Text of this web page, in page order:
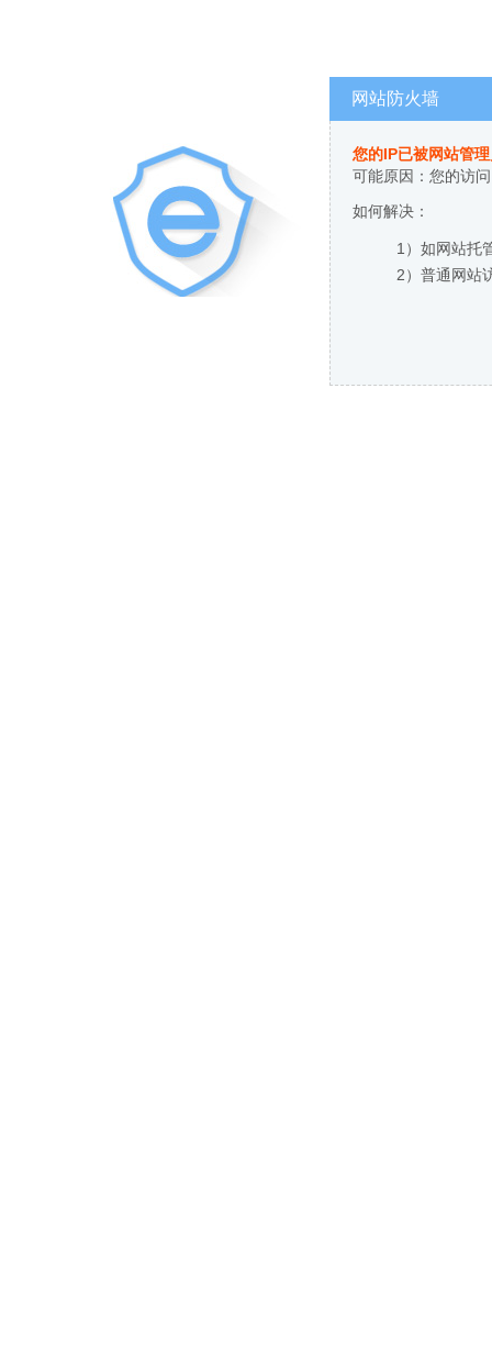
网站防火墙
您的IP已被网站管
可能原因：您的访
如何解决：
1）如网站托
2）普通网站